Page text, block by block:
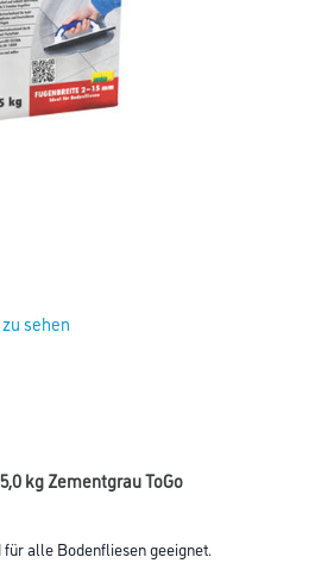
sehen
kg Zementgrau ToGo
alle Bodenfliesen geeignet.